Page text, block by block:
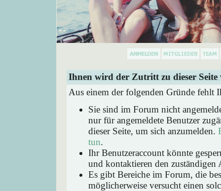
Ihnen wird der Zutritt zu dieser Seite
Aus einem der folgenden Gründe fehlt
Sie sind im Forum nicht
nur für angemeldete Benutzer
dieser Seite, um sich anzumelden.
tun.
Ihr Benutzeraccount könnte
und kontaktieren den zuständigen
Es gibt Bereiche im Forum, die
möglicherweise versucht einen